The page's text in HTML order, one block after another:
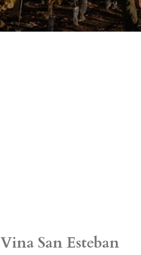
Vina San Esteban